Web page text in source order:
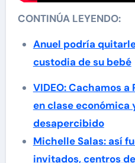
CONTINÚA LEYENDO:
Anuel podría
custodia de su bebé
VIDEO: Cachamos
en clase económica
desapercibido
Michelle Salas: así
invitados, centros